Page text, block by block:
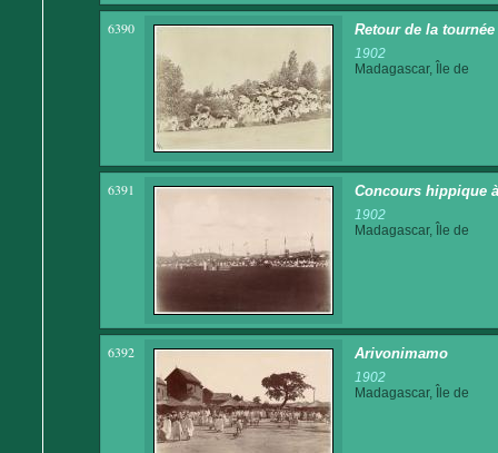
6390 Retour de la tournée
1902
Madagascar, Île de
6391 Concours hippique
1902
Madagascar, Île de
6392 Arivonimamo
1902
Madagascar, Île de